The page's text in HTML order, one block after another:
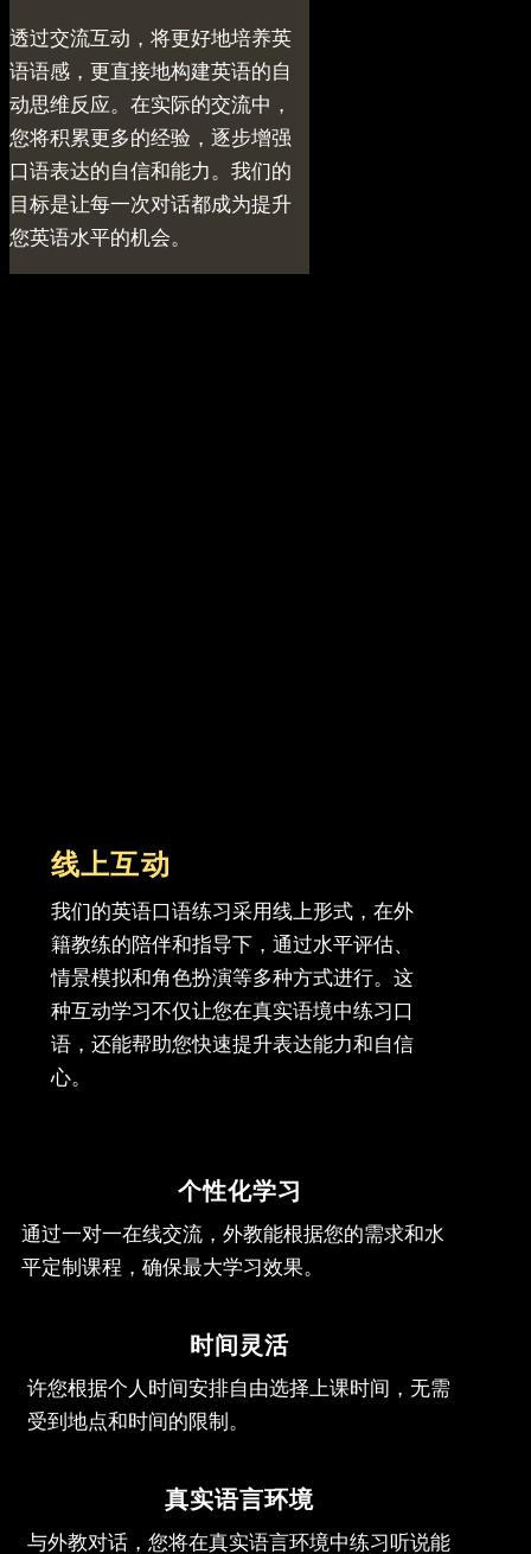
透过交流互动，将更好地培养英
语语感，更直接地构建英语的自
动思维反应。在实际的交流中，
您将积累更多的经验，逐步增强
口语表达的自信和能力。我们的
目标是让每一次对话都成为提升
您英语水平的机会。
线上互动
我们的英语口语练习采用线上形式，在外
籍教练的陪伴和指导下，通过水平评估、
情景模拟和角色扮演等多种方式进行。这
种互动学习不仅让您在真实语境中练习口
语，还能帮助您快速提升表达能力和自信
心。
个性化学习
通过一对一在线交流，外教能根据您的需求和水
平定制课程，确保最大学习效果。
时间灵活
许您根据个人时间安排自由选择上课时间，无需
受到地点和时间的限制。
真实语言环境
与外教对话，您将在真实语言环境中练习听说能